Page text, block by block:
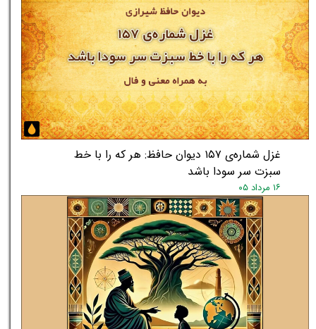
غزل شماره‌ی ۱۵۷ دیوان حافظ: هر که را با خط
سبزت سر سودا باشد
۱۶ مرداد ۰۵